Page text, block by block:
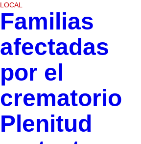
LOCAL
Familias
afectadas
por el
crematorio
Plenitud